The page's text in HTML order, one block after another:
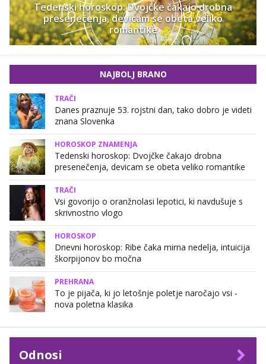
Tedenski horoskop: Dvojčke čakajo drobna
presenečenja, devicam se obeta veliko
romantike
NAJBOLJ BRANO
TRAČI
Danes praznuje 53. rojstni dan, tako dobro je videti
znana Slovenka
HOROSKOP ZNAMENJA
Tedenski horoskop: Dvojčke čakajo drobna
presenečenja, devicam se obeta veliko romantike
TRAČI
Vsi govorijo o oranžnolasi lepotici, ki navdušuje s
skrivnostno vlogo
HOROSKOP
Dnevni horoskop: Ribe čaka mirna nedelja, intuicija
škorpijonov bo močna
PREHRANA
To je pijača, ki jo letošnje poletje naročajo vsi -
nova poletna klasika
Odnosi